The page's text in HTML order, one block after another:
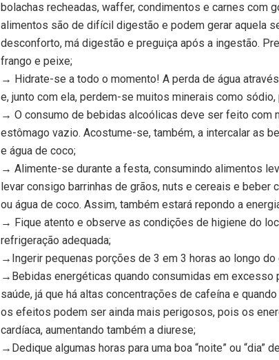
bolachas recheadas, waffer, condimentos e carnes com
alimentos são de difícil digestão e podem gerar aquela
desconforto, má digestão e preguiça após a ingestão.
frango e peixe;
→ Hidrate-se a todo o momento! A perda de água
e, junto com ela, perdem-se muitos minerais como
→ O consumo de bebidas alcoólicas deve ser feito com
estômago vazio. Acostume-se, também, a intercalar as
e água de coco;
→ Alimente-se durante a festa, consumindo alimentos
levar consigo barrinhas de grãos, nuts e cereais e beber
ou água de coco. Assim, também estará repondo a
→ Fique atento e observe as condições de higiene do
refrigeração adequada;
→Ingerir pequenas porções de 3 em 3 horas ao longo do
→Bebidas energéticas quando consumidas em excesso
saúde, já que há altas concentrações de cafeína e
os efeitos podem ser ainda mais perigosos, pois os
cardíaca, aumentando também a diurese;
→Dedique algumas horas para uma boa “noite” ou “dia”